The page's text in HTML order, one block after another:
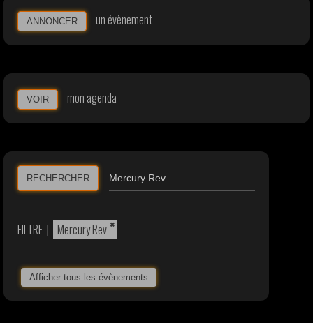
ANNONCER un évènement
VOIR mon agenda
RECHERCHER
FILTRE | ×
Mercury Rev
Afficher tous les évènements